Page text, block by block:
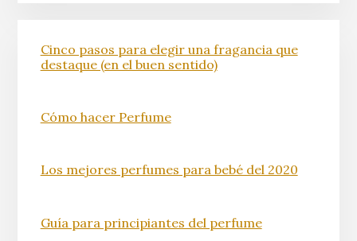
Cinco pasos para elegir una fragancia que
destaque (en el buen sentido)
Cómo hacer Perfume
Los mejores perfumes para bebé del 2020
Guía para principiantes del perfume